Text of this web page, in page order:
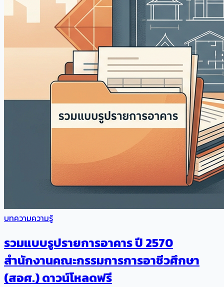
บทความความรู้
รวมแบบรูปรายการอาคาร ปี 2570
สำนักงานคณะกรรมการการอาชีวศึกษา
(สอศ.) ดาวน์โหลดฟรี